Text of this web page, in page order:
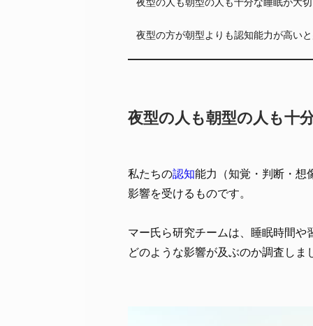
夜型の方が朝型よりも認知能力が高い
夜型の人も朝型の人も十
私たちの認知能力（知覚・判断・想
影響を受けるものです。
マー氏ら研究チームは、睡眠時間
どのような影響が及ぶのか調査しま